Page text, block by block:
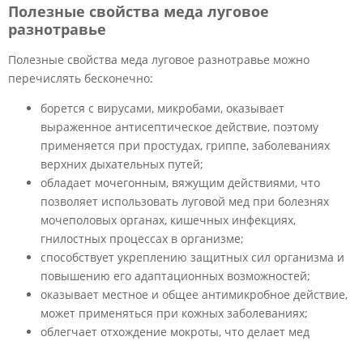
Полезные свойства меда луговое
разнотравье
Полезные свойства меда луговое разнотравье можно
перечислять бесконечно:
борется с вирусами, микробами, оказывает
выраженное антисептическое действие, поэтому
применяется при простудах, гриппе, заболеваниях
верхних дыхательных путей;
обладает мочегонным, вяжущим действиями, что
позволяет использовать луговой мед при болезнях
мочеполовых органах, кишечных инфекциях,
гнилостных процессах в организме;
способствует укреплению защитных сил организма и
повышению его адаптационных возможностей;
оказывает местное и общее антимикробное действие,
может применяться при кожных заболеваниях;
облегчает отхождение мокроты, что делает мед